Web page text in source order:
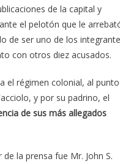
de la capital y
el pelotón que le
de ser uno de los
con otros diez acusados.
el régimen colonial, al punto
y por su padrino, el
de sus más allegados
la prensa fue Mr. John S.